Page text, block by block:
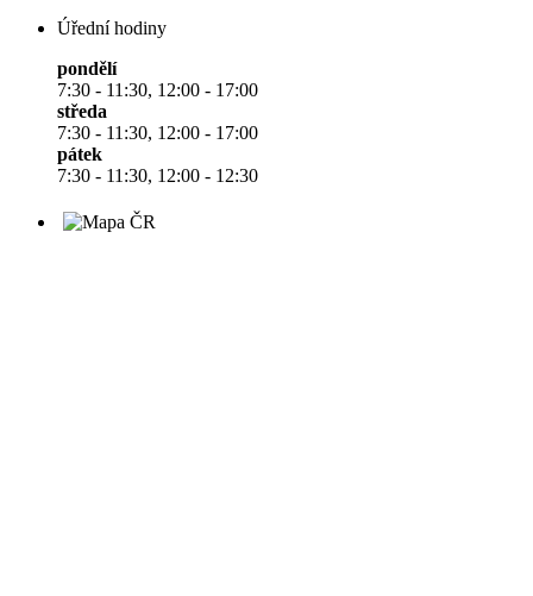
Úřední hodiny
pondělí
7:30 - 11:30, 12:00 - 17:00
středa
7:30 - 11:30, 12:00 - 17:00
pátek
7:30 - 11:30, 12:00 - 12:30